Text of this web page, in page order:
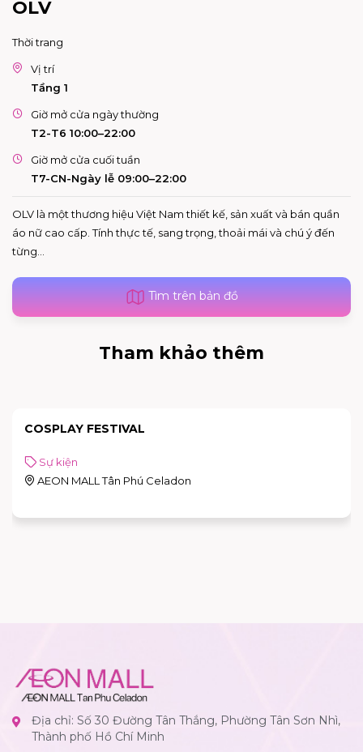
OLV
Thời trang
Vị trí
Tầng 1
Giờ mở cửa ngày thường
T2-T6 10:00–22:00
Giờ mở cửa cuối tuần
T7-CN-Ngày lễ 09:00–22:00
OLV là một thương hiệu Việt Nam thiết kế, sản xuất và bán quần
áo nữ cao cấp. Tính thực tế, sang trọng, thoải mái và chú ý đến
từng...
Tìm trên bản đồ
Tham khảo thêm
COSPLAY FESTIVAL
Sự kiện
AEON MALL Tân Phú Celadon
Địa chỉ: Số 30 Đường Tân Thắng, Phường Tân Sơn Nhì,
Thành phố Hồ Chí Minh